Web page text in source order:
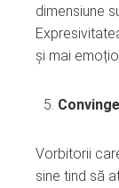
dimensiune
și mai
Vorbitorii
sine tind să